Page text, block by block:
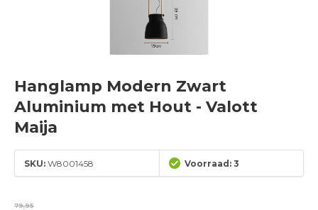
Hanglamp Modern Zwart
Aluminium met Hout - Valott
Maija
SKU: W8001458 Voorraad: 3
79,95